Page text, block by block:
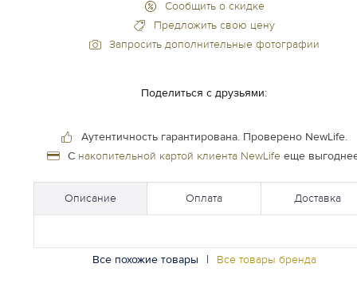
Сообщить о скидке
Предложить свою цену
Запросить дополнительные фотографии
Поделиться с друзьями:
Аутентичность гарантирована. Проверено NewLife.
С накопительной картой клиента NewLifeеще
Описание Оплата Доставка
Все похожие товары | Все товары бренда